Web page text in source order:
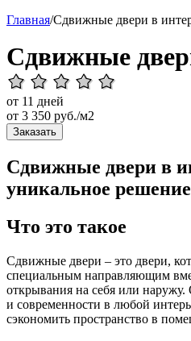
Главная/Сдвижные двери в
Сдвижные
от 11 дней
от 3 350 руб./м2
Заказать
Сдвижные двери в
уникальное
Что это такое
Сдвижные двери – это двери,
специальным направляющим
открывания на себя или
и современности в любой
сэкономить пространство в